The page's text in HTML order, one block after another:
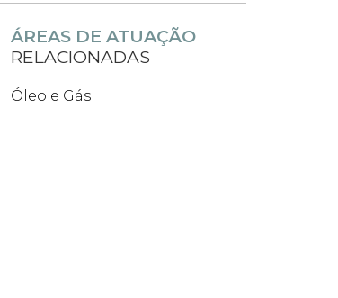
ÁREAS DE ATUAÇÃO
RELACIONADAS
Óleo e Gás